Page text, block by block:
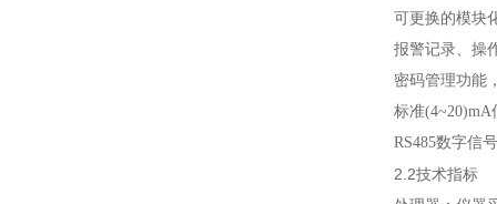
可更换的模块
报警记录、操
密码管理功能
标准(4~20)mA
RS485数字信
2.2技术指标